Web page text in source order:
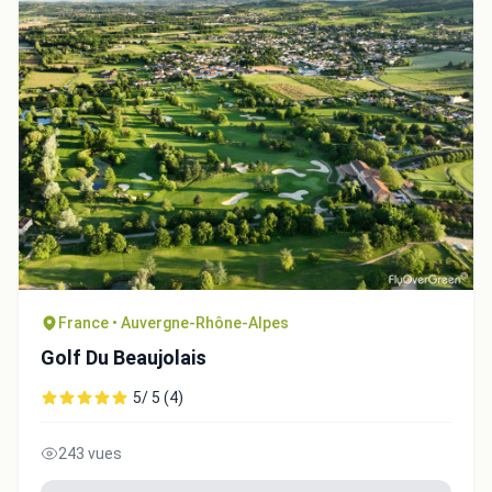
France • Auvergne-Rhône-Alpes
Golf Du Beaujolais
5/ 5 (4)
243 vues